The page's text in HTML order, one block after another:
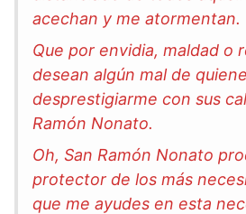
acechan y me atormentan.
Que por envidia, maldad o
desean algún mal de
desprestigiarme con sus
Ramón Nonato.
Oh, San Ramón Nonato
protector de los más
que me ayudes en esta